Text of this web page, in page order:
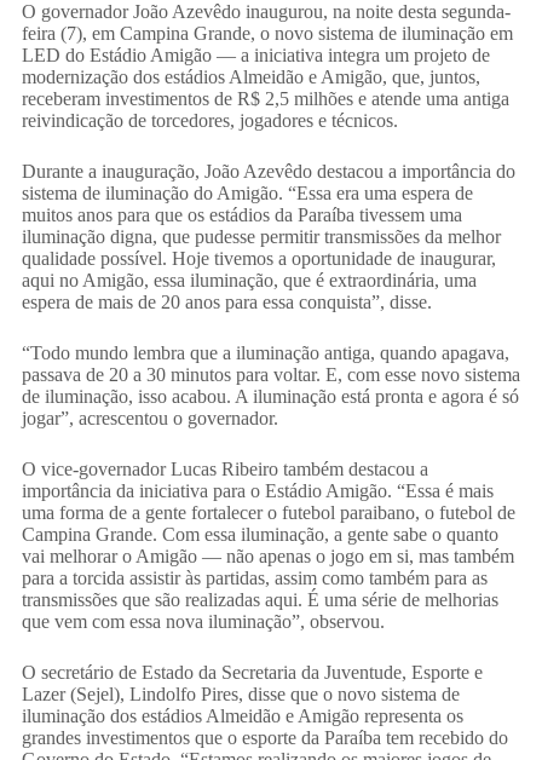
O governador João Azevêdo inaugurou, na noite desta segunda-
feira (7), em Campina Grande, o novo sistema de iluminação em
LED do Estádio Amigão — a iniciativa integra um projeto de
modernização dos estádios Almeidão e Amigão, que, juntos,
receberam investimentos de R$ 2,5 milhões e atende uma antiga
reivindicação de torcedores, jogadores e técnicos.
Durante a inauguração, João Azevêdo destacou a importância do
sistema de iluminação do Amigão. “Essa era uma espera de
muitos anos para que os estádios da Paraíba tivessem uma
iluminação digna, que pudesse permitir transmissões da melhor
qualidade possível. Hoje tivemos a oportunidade de inaugurar,
aqui no Amigão, essa iluminação, que é extraordinária, uma
espera de mais de 20 anos para essa conquista”, disse.
“Todo mundo lembra que a iluminação antiga, quando apagava,
passava de 20 a 30 minutos para voltar. E, com esse novo sistema
de iluminação, isso acabou. A iluminação está pronta e agora é só
jogar”, acrescentou o governador.
O vice-governador Lucas Ribeiro também destacou a
importância da iniciativa para o Estádio Amigão. “Essa é mais
uma forma de a gente fortalecer o futebol paraibano, o futebol de
Campina Grande. Com essa iluminação, a gente sabe o quanto
vai melhorar o Amigão — não apenas o jogo em si, mas também
para a torcida assistir às partidas, assim como também para as
transmissões que são realizadas aqui. É uma série de melhorias
que vem com essa nova iluminação”, observou.
O secretário de Estado da Secretaria da Juventude, Esporte e
Lazer (Sejel), Lindolfo Pires, disse que o novo sistema de
iluminação dos estádios Almeidão e Amigão representa os
grandes investimentos que o esporte da Paraíba tem recebido do